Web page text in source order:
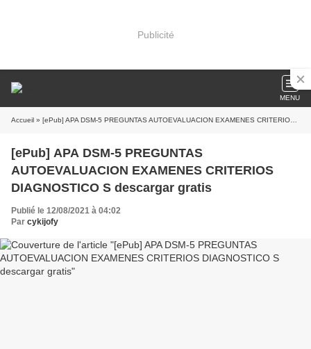
Publicité
MENU
Accueil » [ePub] APA DSM-5 PREGUNTAS AUTOEVALUACION EXAMENES CRITERIOS DIAGNOSTICO S descargar gratis
[ePub] APA DSM-5 PREGUNTAS
AUTOEVALUACION EXAMENES CRITERIOS
DIAGNOSTICO S descargar gratis
Publié le 12/08/2021 à 04:02
Par cykijofy